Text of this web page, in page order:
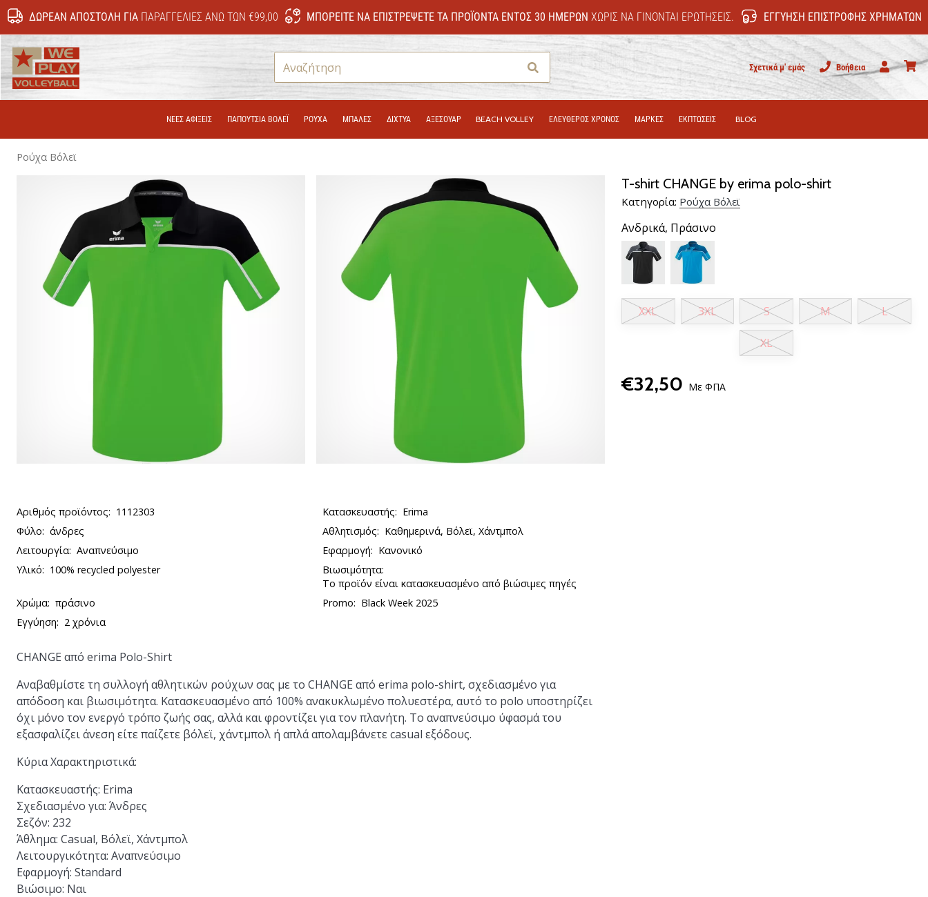
ΔΩΡΕΆΝ ΑΠΟΣΤΟΛΉ ΓΙΑΠΑΡΑΓΓΕΛΊΕΣ ΆΝΩ ΤΩΝ €99,00 ΜΠΟΡΕΊΤΕ ΝΑ ΕΠΙΣΤΡΈΨΕΤΕ ΤΑ ΠΡΟΪΌΝΤΑ ΕΝΤΌΣ 30 ΗΜΕΡΏΝ ΧΩΡΊΣ ΝΑ ΓΊΝΟΝΤΑΙ ΕΡΩΤΉΣΕΙΣ. ΕΓΓΎΗΣΗ ΕΠΙΣΤΡΟΦΉΣ ΧΡΗΜΆΤΩΝ
Αναζήτηση Σχετικά μ' εμάς
Βοήθεια
Χρήστης
ΝΕΕΣ ΑΦΙΞΕΙΣ ΠΑΠΟΎΤΣΙΑ ΒΌΛΕΪ ΡΟΎΧΑ ΜΠΑΛΕΣ ΔΊΧΤΥΑ ΑΞΕΣΟΥΑΡ BEACH VOLLEY ΕΛΕΥΘΕΡΟΣ ΧΡΟΝΟΣ ΜΑΡΚΕΣ ΕΚΠΤΩΣΕΙΣ BLOG
Ρούχα Βόλεϊ
T-shirt CHANGE by erima polo-shirt
Κατηγορία: Ρούχα Βόλεϊ
Ανδρικά, Πράσινο
XXL 3XL S M L
XL
€32,50 Με ΦΠΑ
Αριθμός προϊόντος: 1112303 Κατασκευαστής: Erima
Φύλο: άνδρες Αθλητισμός: Καθημερινά, Βόλεϊ, Χάντμπολ
Λειτουργία: Αναπνεύσιμο Εφαρμογή: Κανονικό
Υλικό: 100% recycled polyester
Βιωσιμότητα:
Το προϊόν είναι κατασκευασμένο από βιώσιμες πηγές
Χρώμα: πράσινο Promo: Black Week 2025
Εγγύηση: 2 χρόνια
CHANGE από erima Polo-Shirt
Αναβαθμίστε τη συλλογή αθλητικών ρούχων σας με το CHANGE από erima polo-shirt, σχεδιασμένο για
απόδοση και βιωσιμότητα. Κατασκευασμένο από 100% ανακυκλωμένο πολυεστέρα, αυτό το polo υποστηρίζει
όχι μόνο τον ενεργό τρόπο ζωής σας, αλλά και φροντίζει για τον πλανήτη. Το αναπνεύσιμο ύφασμά του
εξασφαλίζει άνεση είτε παίζετε βόλεϊ, χάντμπολ ή απλά απολαμβάνετε casual εξόδους.
Κύρια Χαρακτηριστικά:
Κατασκευαστής: Erima
Σχεδιασμένο για: Άνδρες
Σεζόν: 232
Άθλημα: Casual, Βόλεϊ, Χάντμπολ
Λειτουργικότητα: Αναπνεύσιμο
Εφαρμογή: Standard
Βιώσιμο: Ναι